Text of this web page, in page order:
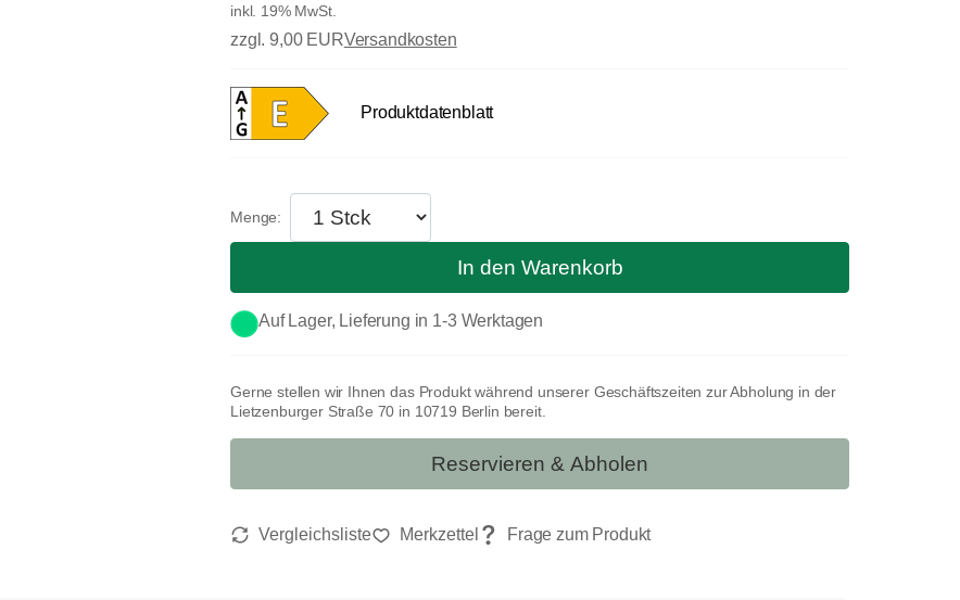
inkl. 19% MwSt.
zzgl. 9,00 EURVersandkosten
Produktdatenblatt
Gerne stellen wir Ihnen das Produkt während unserer Geschäftszeiten zur Abholung in der
Lietzenburger Straße 70 in 10719 Berlin bereit.
Reservieren & Abholen
Auf Lager, Lieferung in 1-3 Werktagen
In den Warenkorb